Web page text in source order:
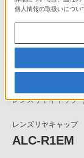
レンズリヤキャップ
レンズリヤキャップ
ALC-R1EM
個人情報の取扱いについ